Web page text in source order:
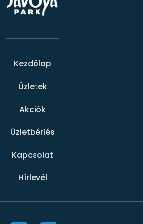
Kezdőlap
Üzletek
Akciók
Üzletbérlés
Kapcsolat
Hírlevél